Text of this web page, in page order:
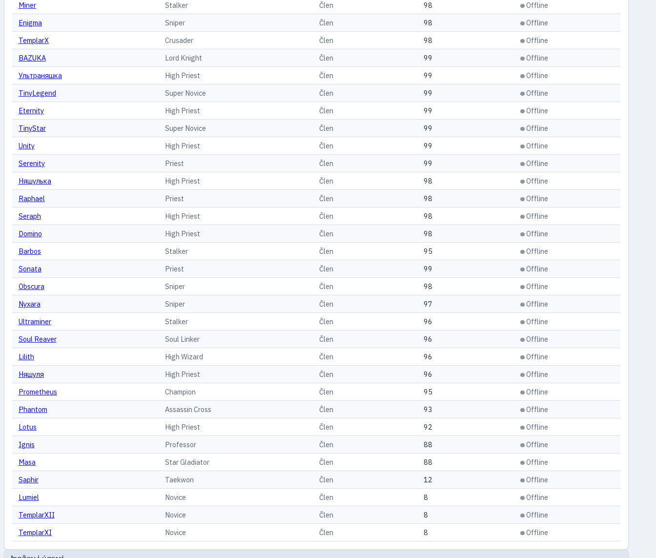
Miner
Stalker Člen 98
Offline
Enigma
Sniper Člen 98
Offline
TemplarX
Crusader Člen 98
Offline
BAZUKA
Lord Knight Člen 99
Offline
Ультраняшка
High Priest Člen 99
Offline
TinyLegend
Super Novice Člen 99
Offline
Eternity
High Priest Člen 99
Offline
TinyStar
Super Novice Člen 99
Offline
Unity
High Priest Člen 99
Offline
Serenity
Priest Člen 99
Offline
Няшулька
High Priest Člen 98
Offline
Raphael
Priest Člen 98
Offline
Seraph
High Priest Člen 98
Offline
Domino
High Priest Člen 98
Offline
Barbos
Stalker Člen 95
Offline
Sonata
Priest Člen 99
Offline
Obscura
Sniper Člen 98
Offline
Nyxara
Sniper Člen 97
Offline
Ultraminer
Stalker Člen 96
Offline
Soul Reaver
Soul Linker Člen 96
Offline
Lilith
High Wizard Člen 96
Offline
Няшуля
High Priest Člen 96
Offline
Prometheus
Champion Člen 95
Offline
Phantom
Assassin Cross Člen 93
Offline
Lotus
High Priest Člen 92
Offline
Ignis
Professor Člen 88
Offline
Masa
Star Gladiator Člen 88
Offline
Saphir
Taekwon Člen 12
Offline
Lumiel
Novice Člen 8
Offline
TemplarXII
Novice Člen 8
Offline
TemplarXI
Novice Člen 8 Offline